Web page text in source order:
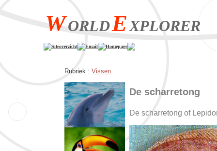
WORLDEXPLORER
Siteoverzicht Email Homepage
Rubriek : Vissen
De scharretong
De scharretong of